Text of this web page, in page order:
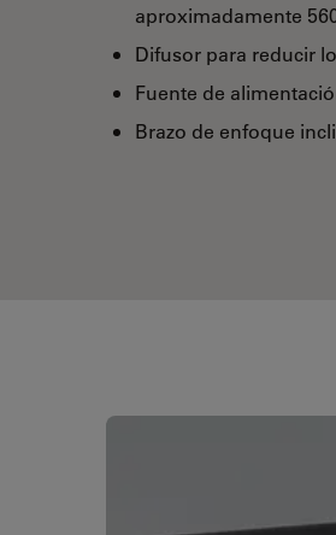
aproximadamente
Difusor para reducir
Fuente de
Brazo de enfoque